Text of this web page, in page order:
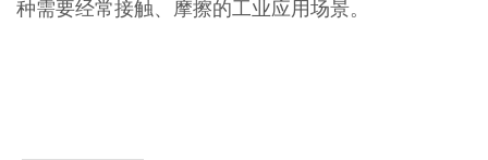
种需要经常接触、摩擦的工业应用场景。